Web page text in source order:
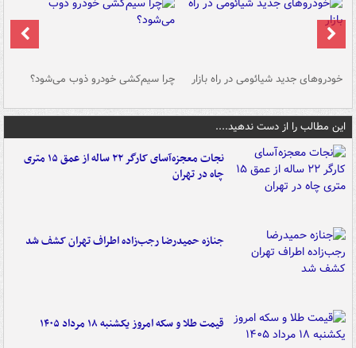
خودروهای جدید شیائومی در راه بازار چرا سیم‌کشی خودرو ذوب می‌شود؟
این مطالب را از دست ندهید....
نجات معجزه‌آسای کارگر ۲۲ ساله از عمق ۱۵ متری
چاه در تهران
جنازه حمیدرضا رجب‌زاده اطراف تهران کشف شد
قیمت طلا و سکه امروز یکشنبه ۱۸ مرداد ۱۴۰۵